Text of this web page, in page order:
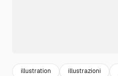
illustration illustrazioni